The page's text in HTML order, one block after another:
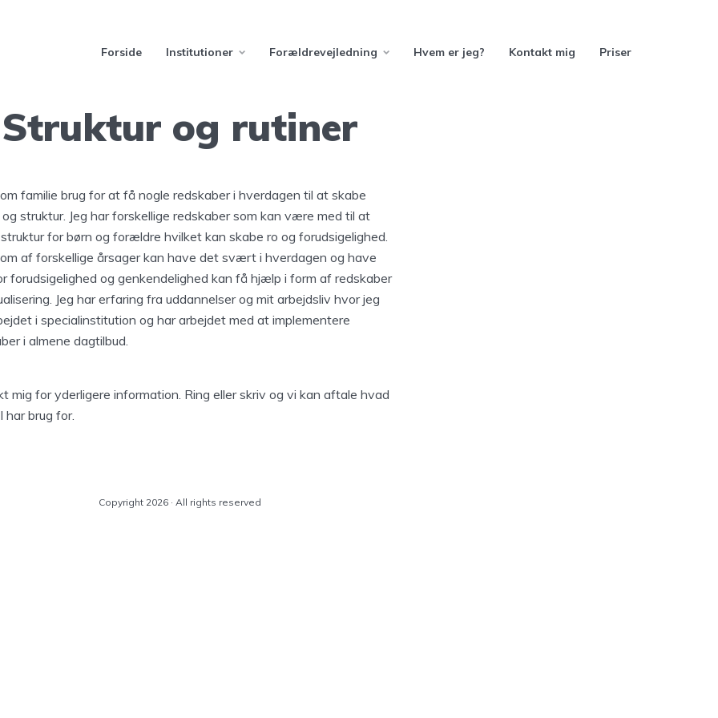
Forside Institutioner Forældrevejledning Hvem er jeg? Kontakt mig Priser
Struktur og rutiner
familie brug for at få nogle redskaber i hverdagen til at skabe
struktur. Jeg har forskellige redskaber som kan være med til at
for børn og forældre hvilket kan skabe ro og forudsigelighed.
af forskellige årsager kan have det svært i hverdagen og have
forudsigelighed og genkendelighed kan få hjælp i form af redskaber
Jeg har erfaring fra uddannelser og mit arbejdsliv hvor jeg
i specialinstitution og har arbejdet med at implementere
i almene dagtilbud.
mig for yderligere information. Ring eller skriv og vi kan aftale hvad
har brug for.
Copyright 2026 · All rights reserved